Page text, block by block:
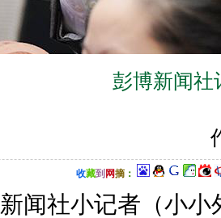
彭博新闻社
收藏到 网摘：
闻社小记者（小